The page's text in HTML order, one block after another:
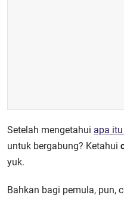
Setelah mengetahui apa
untuk bergabung? Ketahui
yuk.
Bahkan bagi pemula, pun,